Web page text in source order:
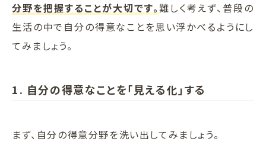
分野を把握することが大切です。難しく考えず、普段の
生活の中で自分の得意なことを思い浮かべるようにし
てみましょう。
1. 自分の得意なことを「見える化」する
まず、自分の得意分野を洗い出してみましょう。